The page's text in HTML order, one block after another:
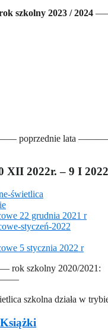
szkolny 2023 / 2024
poprzednie lata
XII 2022r. – 9 I
świetlica
22 grudnia 2021 r
styczeń-2022
5 stycznia 2022 r
szkolny 2020/2021:
szkolna działa w